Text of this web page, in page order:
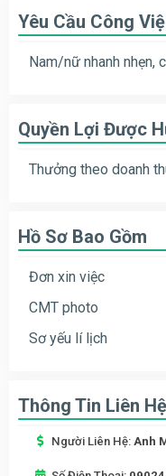
Yêu Cầu Công
Nam/nữ nhanh nhẹn,
Quyền Lợi Được
Thưởng theo doanh
Hồ Sơ Bao Gồm
Đơn xin việc
CMT photo
Sơ yếu lí lịch
Thông Tin Liên Hệ
Người Liên Hệ: Anh